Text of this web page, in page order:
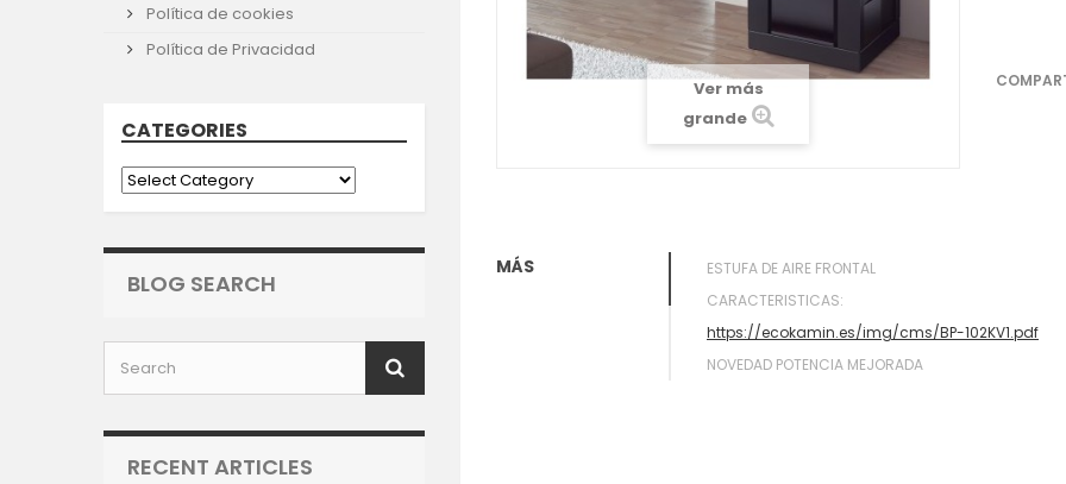
Política de cookies
Política de Privacidad
CATEGORIES
BLOG SEARCH
RECENT ARTICLES
Ver más
grande
MÁS
ESTUFA DE AIRE FRONTAL
CARACTERISTICAS:
https://ecokamin.es/img/cms/BP-102KV1.pdf
NOVEDAD POTENCIA MEJORADA